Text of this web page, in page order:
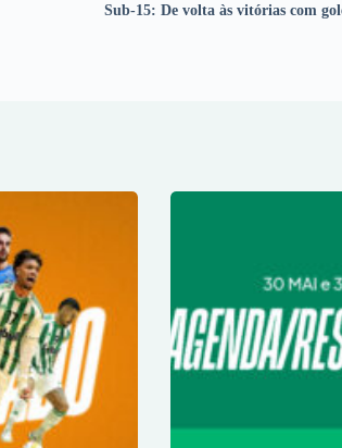
Sub-15: De volta às vitórias com